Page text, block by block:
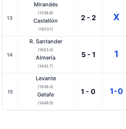
13
Mirandés
(1538.8)
Castellón
(1633.1)
2 - 2 X
14
R. Santander
(1653.0)
Almería
(1642.7)
5 - 1 1
15
Levante
(1636.0)
Getafe
(1649.0)
1 - 0 1-0